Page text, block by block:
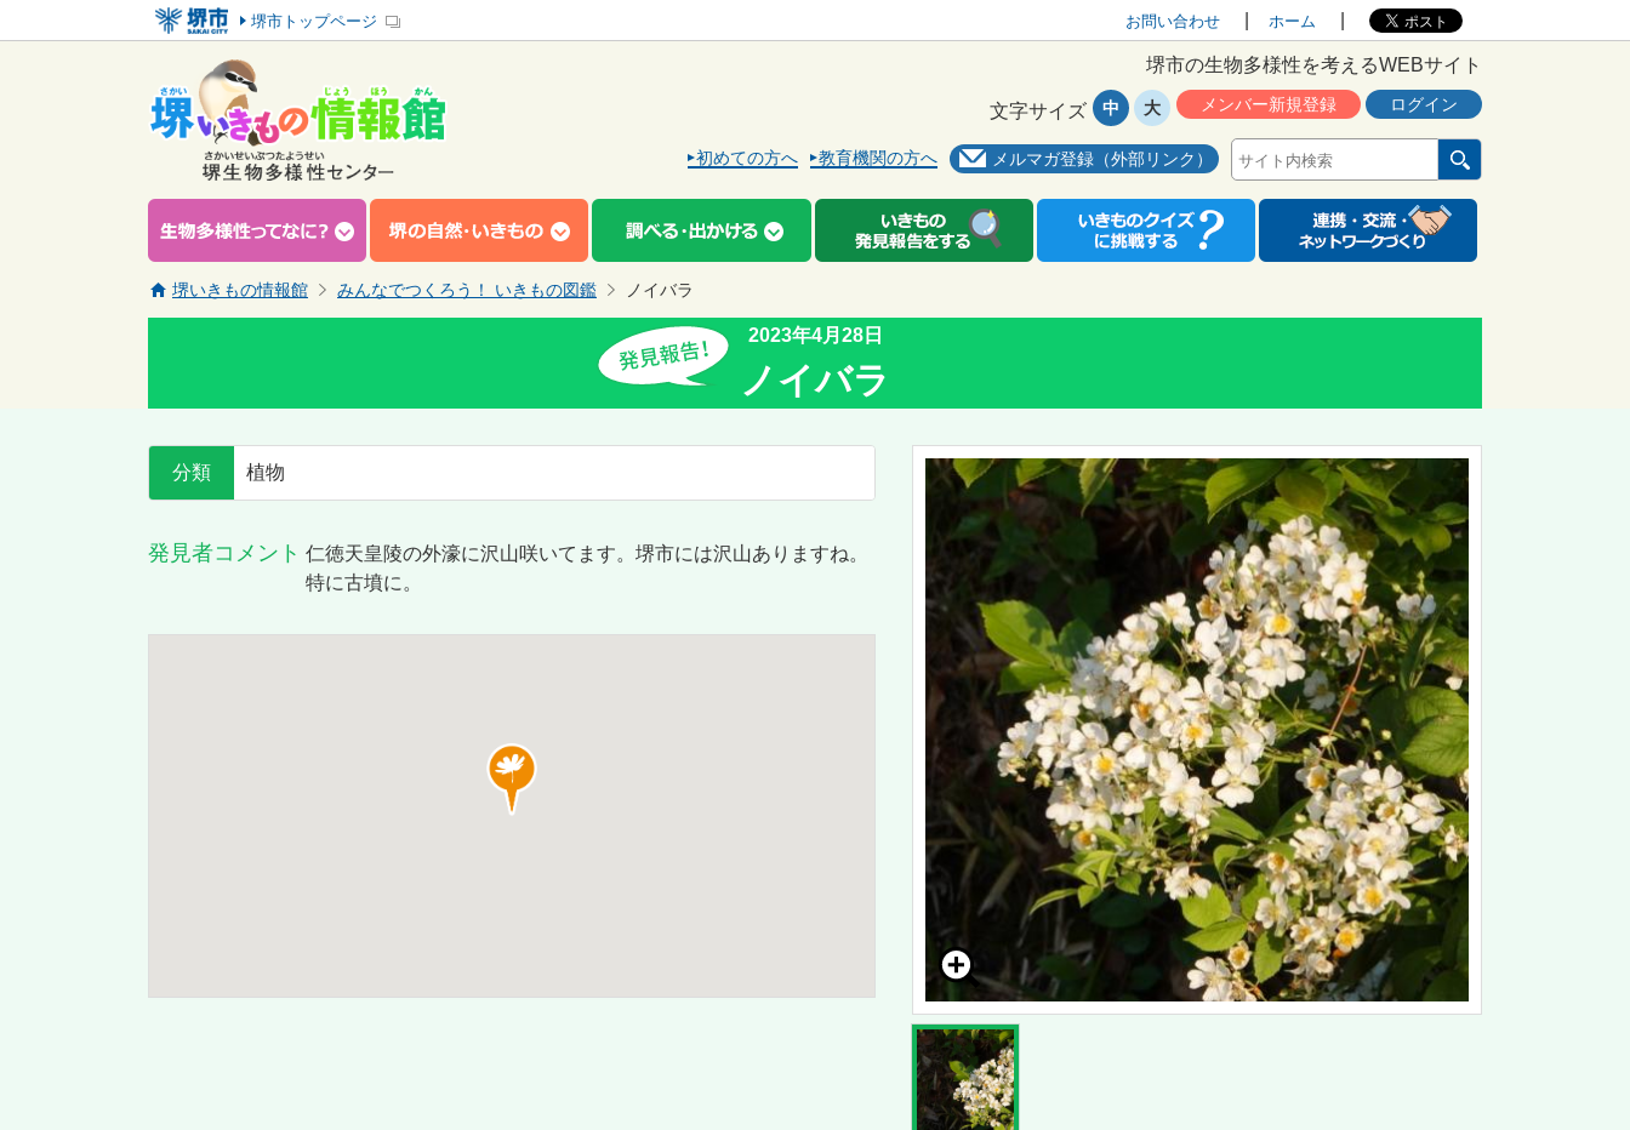
堺市トップページ お問い合わせ ホーム
堺市の生物多様性を考えるWEBサイト
初めての方へ 教育機関の方へ メルマガ登録（外部リンク）
メンバー新規登録 ログイン
文字サイズ 中 大
堺いきもの情報館 みんなでつくろう！ いきもの図鑑 ノイバラ
2023年4月28日
ノイバラ
分類 植物
発見者コメント 仁徳天皇陵の外濠に沢山咲いてます。堺市には沢山ありますね。
特に古墳に。